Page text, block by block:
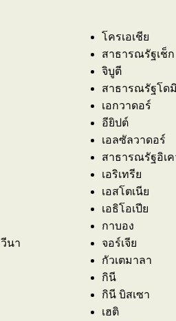
นา
โครเอเชีย
สาธารณรัฐเช็ก
จิบูตี
สาธารณรัฐโด
เอกวาดอร์
อียิปต์
เอลซัลวาดอร์
สาธารณรัฐอิเ
เอริเทรีย
เอสโตเนีย
เอธิโอเปีย
กาบอง
จอร์เจีย
กัวเตมาลา
กินี
กินี บิสเซา
เฮติ